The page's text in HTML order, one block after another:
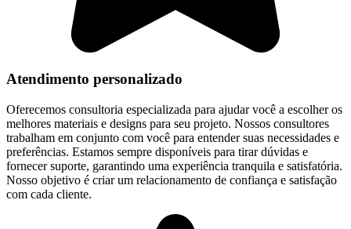
Atendimento personalizado
Oferecemos consultoria especializada para ajudar você a escolher os
melhores materiais e designs para seu projeto. Nossos consultores
trabalham em conjunto com você para entender suas necessidades e
preferências. Estamos sempre disponíveis para tirar dúvidas e
fornecer suporte, garantindo uma experiência tranquila e satisfatória.
Nosso objetivo é criar um relacionamento de confiança e satisfação
com cada cliente.